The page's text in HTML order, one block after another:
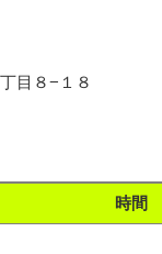
目８−１８
時間